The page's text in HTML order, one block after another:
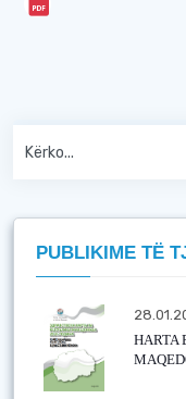
PUBLIKIME TË
HARTA